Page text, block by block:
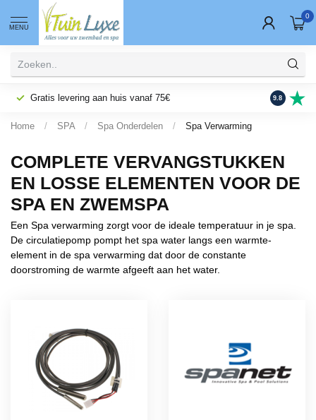
MENU
0
Gratis levering aan huis vanaf 75€ Fysieke
9.8
Home / SPA / Spa Onderdelen / Spa Verwarming
COMPLETE VERVANGSTUKKEN
EN LOSSE ELEMENTEN VOOR DE
SPA EN ZWEMSPA
Een Spa verwarming zorgt voor de ideale temperatuur in je spa.
De circulatiepomp pompt het spa water langs een warmte-
element in de spa verwarming dat door de constante
doorstroming de warmte afgeeft aan het water.